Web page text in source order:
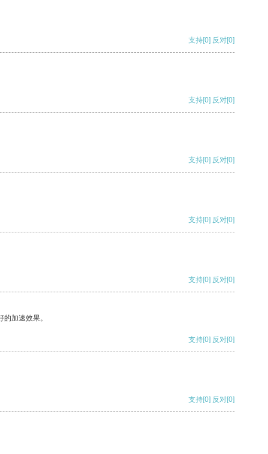
支持[0] 反对[0]
支持[0] 反对[0]
支持[0] 反对[0]
支持[0] 反对[0]
支持[0] 反对[0]
加速效果。
支持[0] 反对[0]
支持[0] 反对[0]